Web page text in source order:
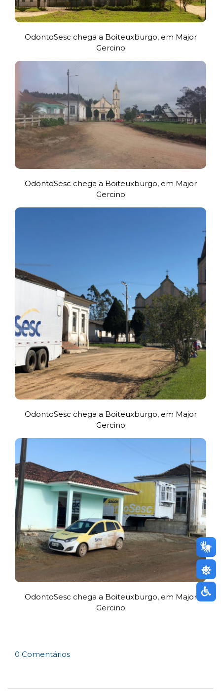
OdontoSesc chega a Boiteuxburgo, em Major
Gercino
OdontoSesc chega a Boiteuxburgo, em Major
Gercino
OdontoSesc chega a Boiteuxburgo, em Major
Gercino
OdontoSesc chega a Boiteuxburgo, em Major
Gercino
0 Comentários